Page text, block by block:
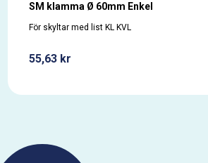
SM klamma Ø 60mm Enkel
För skyltar med list KL KVL
55,63 kr